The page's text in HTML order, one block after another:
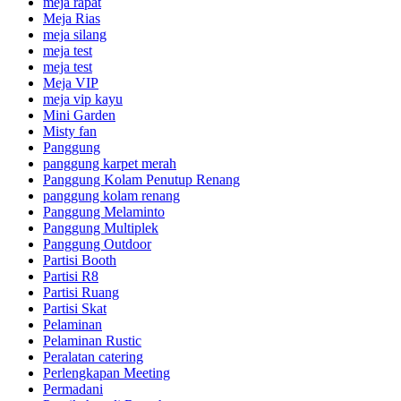
Meja Rias
meja silang
meja test
meja test
Meja VIP
meja vip kayu
Mini Garden
Misty fan
Panggung
panggung karpet merah
Panggung Kolam Penutup Renang
panggung kolam renang
Panggung Melaminto
Panggung Multiplek
Panggung Outdoor
Partisi Booth
Partisi R8
Partisi Ruang
Partisi Skat
Pelaminan
Pelaminan Rustic
Peralatan catering
Perlengkapan Meeting
Permadani